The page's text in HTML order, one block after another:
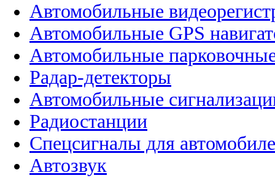
Автомобильные
Автомобильные GPS
Автомобильные
Радар-детекторы
Автомобильные
Радиостанции
Спецсигналы для
Автозвук